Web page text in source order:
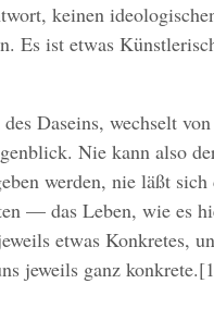
keinen
Es ist etwas
Daseins, wechselt
Nie kann also
werden, nie läßt sich
— das Leben, wie es
etwas Konkretes,
jeweils ganz